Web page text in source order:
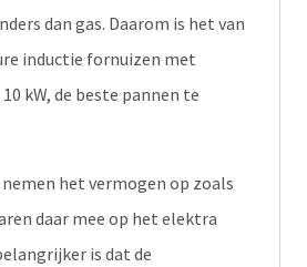
dan gas. Daarom is het van
inductie fornuizen met
kW, de beste pannen te
het vermogen op zoals
daar mee op het elektra
is dat de